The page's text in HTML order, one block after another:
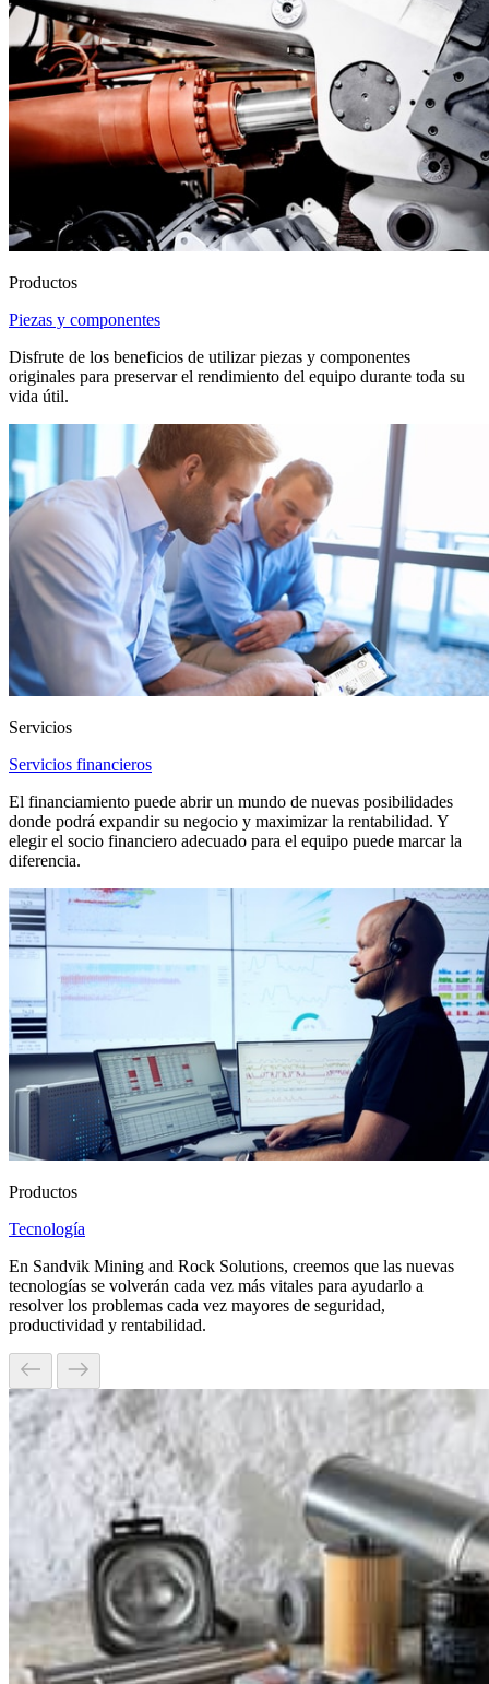
Productos
Piezas y componentes
Disfrute de los beneficios de utilizar piezas y componentes
originales para preservar el rendimiento del equipo durante toda su
vida útil.
Servicios
Servicios financieros
El financiamiento puede abrir un mundo de nuevas posibilidades
donde podrá expandir su negocio y maximizar la rentabilidad. Y
elegir el socio financiero adecuado para el equipo puede marcar la
diferencia.
Productos
Tecnología
En Sandvik Mining and Rock Solutions, creemos que las nuevas
tecnologías se volverán cada vez más vitales para ayudarlo a
resolver los problemas cada vez mayores de seguridad,
productividad y rentabilidad.